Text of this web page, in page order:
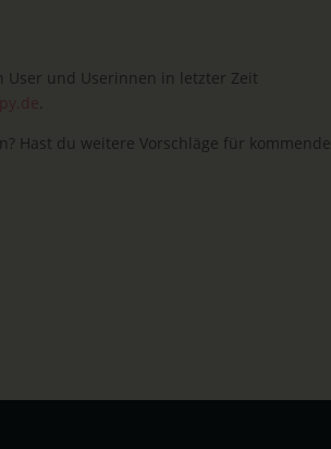
und Userinnen in letzter Zeit
Hast du weitere Vorschläge für kommende